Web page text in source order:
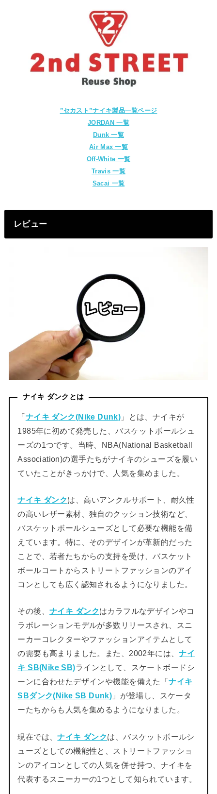
”セカスト”ナイキ製品一覧ページ
JORDAN 一覧
Dunk 一覧
Air Max 一覧
Off-White 一覧
Travis 一覧
Sacai 一覧
レビュー
ナイキ ダンクとは
「ナイキ ダンク(Nike Dunk) 」とは、ナイキが
1985年に初めて発売した、バスケットボールシュ
ーズの1つです。当時、NBA(National Basketball
Association)の選手たちがナイキのシューズを履い
ていたことがきっかけで、人気を集めました。
ナイキ ダンクは、高いアンクルサポート、耐久性
の高いレザー素材、独自のクッション技術など、
バスケットボールシューズとして必要な機能を備
えています。特に、そのデザインが革新的だった
ことで、若者たちからの支持を受け、バスケット
ボールコートからストリートファッションのアイ
コンとしても広く認知されるようになりました。
その後、ナイキ ダンクはカラフルなデザインやコ
ラボレーションモデルが多数リリースされ、スニ
ーカーコレクターやファッションアイテムとして
の需要も高まりました。また、2002年には、ナイ
キ SB(Nike SB)ラインとして、スケートボードシ
ーンに合わせたデザインや機能を備えた「ナイキ
SBダンク(Nike SB Dunk) 」が登場し、スケータ
ーたちからも人気を集めるようになりました。
現在では、ナイキ ダンクは、バスケットボールシ
ューズとしての機能性と、ストリートファッショ
ンのアイコンとしての人気を併せ持つ、ナイキを
代表するスニーカーの1つとして知られています。